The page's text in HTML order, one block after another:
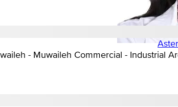
- Muwaileh Commercial - Industrial